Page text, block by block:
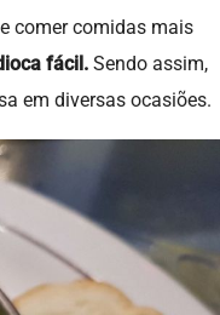
comer comidas mais
fácil. Sendo assim,
em diversas ocasiões.